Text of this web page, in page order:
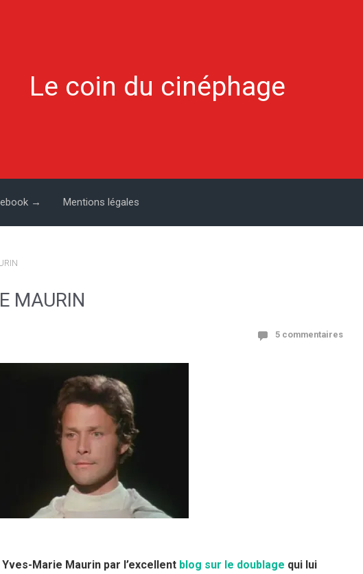
Le coin du cinéphage
→ Mentions légales
MAURIN
5 commentaires
Marie Maurin par l’excellent blog sur le doublage qui lui